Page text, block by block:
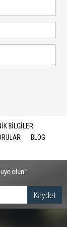
BİLGİLER
BLOG
olun.”
Kaydet